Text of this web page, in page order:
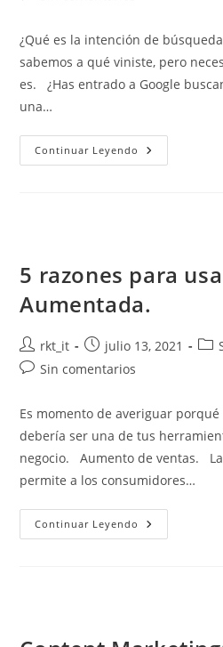
¿Qué es la intención de
sabemos a qué viniste, pero
es. ¿Has entrado a Google
una…
Continuar Leyendo
5 razones para
Aumentada.
rkt_it julio 13, 2021
Sin comentarios
Es momento de averiguar
debería ser una de tus
negocio. Aumento de ventas.
permite a los consumidores…
Continuar Leyendo